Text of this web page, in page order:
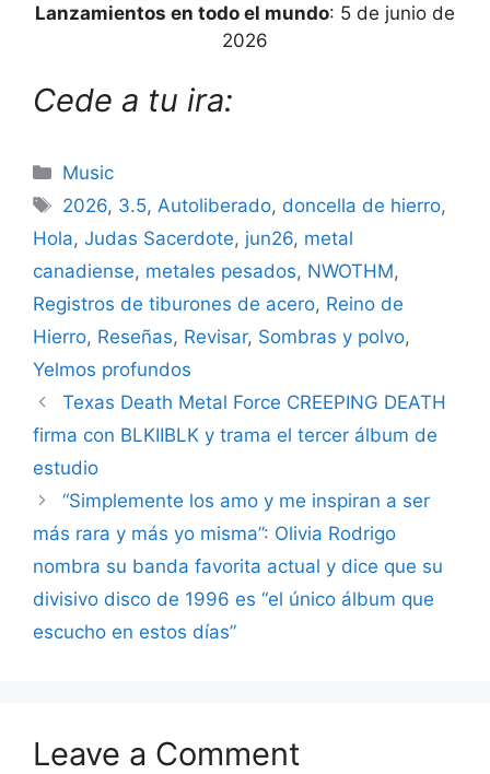
Lanzamientos en todo el mundo: 5 de junio de
2026
Cede a tu ira:
Categories
Music
Tags
2026, 3.5,Autoliberado, doncella de hierro,
Hola, Judas Sacerdote, jun26, metal
canadiense, metales pesados, NWOTHM,
Registros de tiburones de acero, Reino de
Hierro, Reseñas, Revisar, Sombras y polvo,
Yelmos profundos
Texas Death Metal Force CREEPING DEATH
firma con BLKIIBLK y trama el tercer álbum de
estudio
“Simplemente los amo y me inspiran a ser
más rara y más yo misma”: Olivia Rodrigo
nombra su banda favorita actual y dice que su
divisivo disco de 1996 es “el único álbum que
escucho en estos días”
Leave a Comment